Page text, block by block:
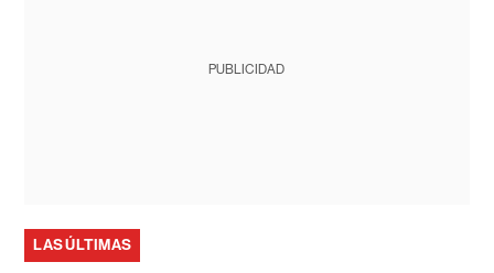
PUBLICIDAD
LAS ÚLTIMAS